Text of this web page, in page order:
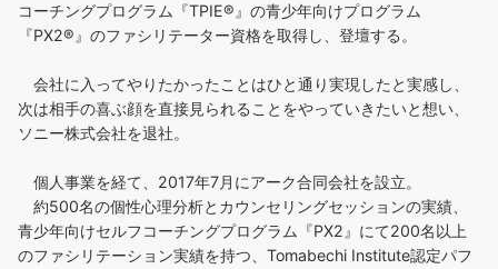
コーチングプログラム『TPIE®』の青少年向けプログラム
『PX2®』のファシリテーター資格を取得し、登壇する。
会社に入ってやりたかったことはひと通り実現したと実感し、
次は相手の喜ぶ顔を直接見られることをやっていきたいと想い、
ソニー株式会社を退社。
個人事業を経て、2017年7月にアーク合同会社を設立。
約500名の個性心理分析とカウンセリングセッションの実績、
青少年向けセルフコーチングプログラム『PX2』にて200名以上
のファシリテーション実績を持つ、Tomabechi Institute認定パフ